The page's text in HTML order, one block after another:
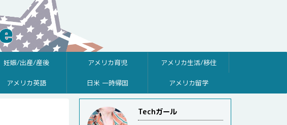
妊娠/出産/産後 アメリカ育児 アメリカ生活/移住
アメリカ英語 日米 一時帰国 アメリカ留学
Techガール